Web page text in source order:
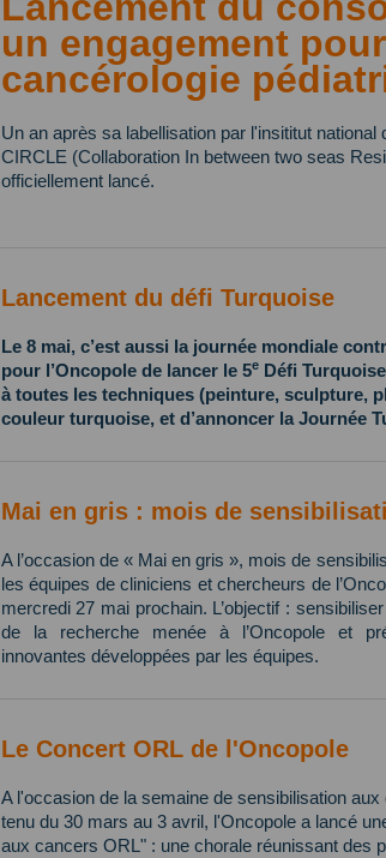
un engagement
cancérologie
Un an après sa labellisation par l'insititut
CIRCLE (Collaboration In between two seas
officiellement lancé.
Lancement du défi Turquoise
Le 8 mai, c’est aussi la journée mondiale
pour l’Oncopole de lancer le 5eDéfi
à toutes les techniques (peinture, sculpture,
couleur turquoise, et d’annoncer la Journée
Mai en gris : mois de
A l’occasion de « Mai en gris », mois de
les équipes de cliniciens et chercheurs de
mercredi 27 mai prochain. L’objectif :
de la recherche menée à l’Oncopole et
innovantes développées par les équipes.
Le Concert ORL de l'Oncopole
A l'occasion de la semaine de sensibilisation
tenu du 30 mars au 3 avril, l'Oncopole a lancé
aux cancers ORL" : une chorale réunissant des